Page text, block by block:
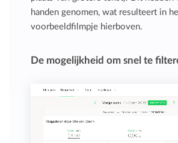
handen genomen, wat resulteert in
voorbeeldfilmpje hierboven.
De mogelijkheid om snel te